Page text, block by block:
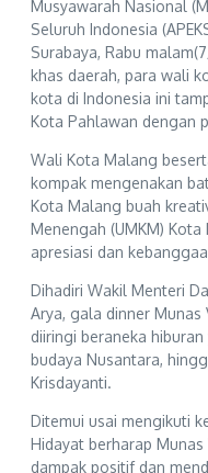
Musyawarah Nasional
Seluruh Indonesia
Surabaya, Rabu
khas daerah, para wali
kota di Indonesia ini
Kota Pahlawan dengan
Wali Kota Malang
kompak mengenakan
Kota Malang buah
Menengah (UMKM)
apresiasi dan
Dihadiri Wakil Menteri
Arya, gala dinner Munas
diiringi beraneka
budaya Nusantara,
Krisdayanti.
Ditemui usai mengikuti
Hidayat berharap Munas
dampak positif dan